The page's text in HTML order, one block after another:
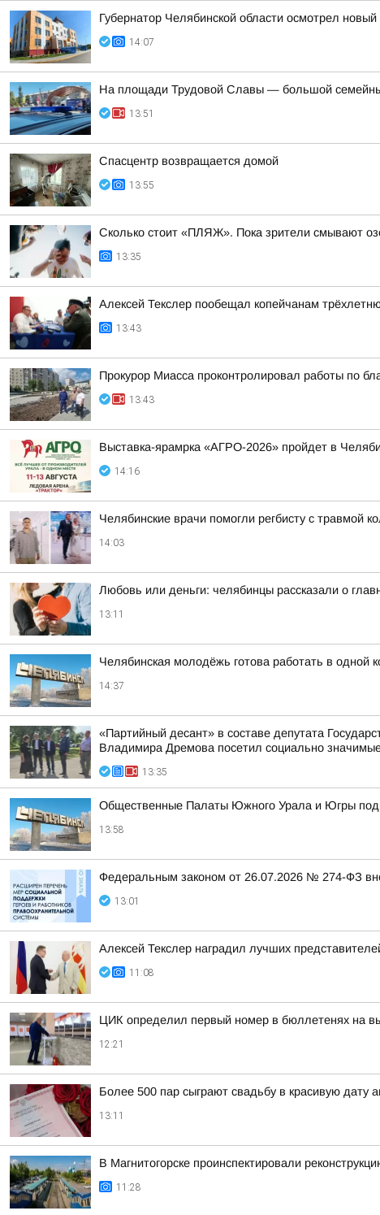
Губернатор Челябинской области осмотрел новый
14:07
На площади Трудовой Славы — большой
13:51
Спасцентр возвращается домой
13:55
Сколько стоит «ПЛЯЖ». Пока зрители смывают
13:35
Алексей Текслер пообещал копейчанам
13:43
Прокурор Миасса проконтролировал работы по
13:43
Выставка-ярамрка «АГРО-2026» пройдет в
14:16
Челябинские врачи помогли регбисту с травмой
14:03
Любовь или деньги: челябинцы рассказали о
13:11
Челябинская молодёжь готова работать в одной
14:37
«Партийный десант» в составе депутата
Владимира Дремова посетил социально
13:35
Общественные Палаты Южного Урала и Югры
13:58
Федеральным законом от 26.07.2026 № 274-ФЗ
13:01
Алексей Текслер наградил лучших
11:08
ЦИК определил первый номер в бюллетенях на
12:21
Более 500 пар сыграют свадьбу в красивую дату
13:11
В Магнитогорске проинспектировали
11:28